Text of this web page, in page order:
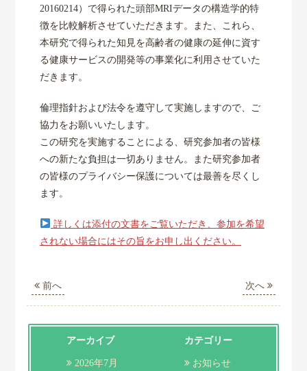
20160214）で得られた頭部MRIデータの構造学的特
徴を比較解析させていただきます。また、これら、
本研究で得られた知見を高齢者の健康の延伸に資す
る健康サービスの開発等の事業化に利用させていた
だきます。
倫理指針および法令を遵守して実施しますので、ご
協力をお願いいたします。
この研究を実施することによる、研究参加者の皆様
への新たな負担は一切ありません。また研究参加者
の皆様のプライバシー保護については最善を尽くし
ます。
詳しくは添付の文書をご覧いただき、参加を希望
されない場合にはその旨をお申し出ください。
前へ 次へ
アーカイブ
2026年7月
カテゴリー
お知らせ